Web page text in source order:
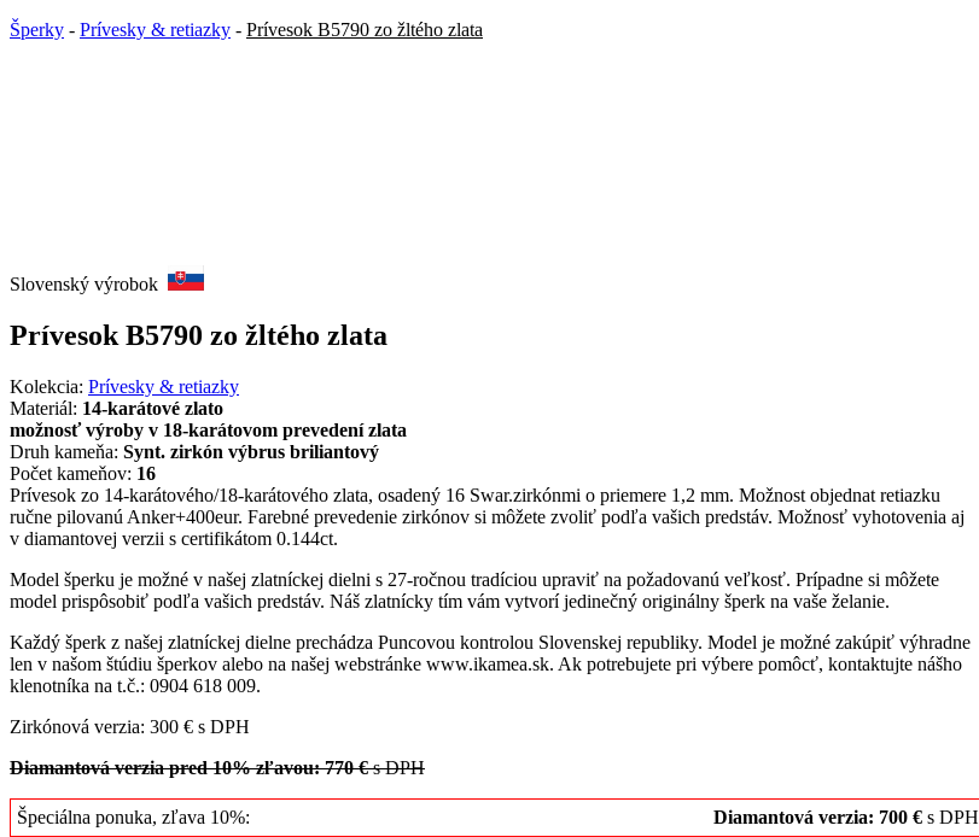
Šperky - Prívesky & retiazky - Prívesok B5790 zo žltého zlata
Slovenský výrobok
Prívesok B5790 zo žltého zlata
Kolekcia: Prívesky & retiazky
Materiál: 14-karátové zlato
možnosť výroby v 18-karátovom prevedení zlata
Druh kameňa: Synt. zirkón výbrus briliantový
Počet kameňov: 16
Prívesok zo 14-karátového/18-karátového zlata, osadený 16 Swar.zirkónmi o priemere 1,2 mm. Možnost objednat retiazku
ručne pilovanú Anker+400eur. Farebné prevedenie zirkónov si môžete zvoliť podľa vašich predstáv. Možnosť vyhotovenia aj
v diamantovej verzii s certifikátom 0.144ct.
Model šperku je možné v našej zlatníckej dielni s 27-ročnou tradíciou upraviť na požadovanú veľkosť. Prípadne si môžete
model prispôsobiť podľa vašich predstáv. Náš zlatnícky tím vám vytvorí jedinečný originálny šperk na vaše želanie.
Každý šperk z našej zlatníckej dielne prechádza Puncovou kontrolou Slovenskej republiky. Model je možné zakúpiť výhradne
len v našom štúdiu šperkov alebo na našej webstránke www.ikamea.sk. Ak potrebujete pri výbere pomôcť, kontaktujte nášho
klenotníka na t.č.: 0904 618 009.
Zirkónová verzia: 300 € s DPH
Diamantová verzia pred 10% zľavou: 770 €s DPH
Špeciálna ponuka, zľava 10%: Diamantová verzia: 700 €s DPH